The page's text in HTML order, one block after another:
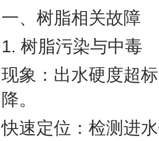
一、树脂相关故障
1. 树脂污染与中毒
现象：出水硬度超
降。
快速定位：检测进